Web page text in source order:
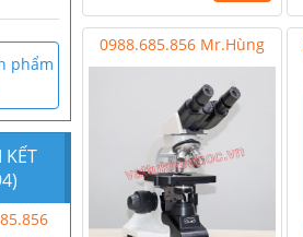
0988.685.856 Mr.Hùng
phẩm
KẾT
0988.685.856 Mr.Hùng